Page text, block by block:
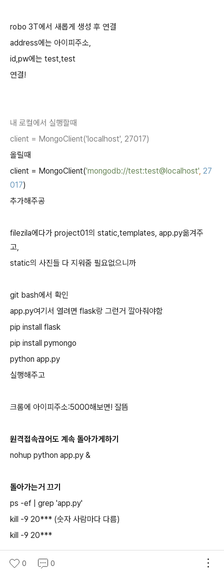
robo 3T에서 새롭게 생성 후 연결
address에는 아이피주소,
id,pw에는 test,test
연결!
내 로컬에서 실행할때
client = MongoClient('localhost', 27017)
올릴때
client = MongoClient('mongodb://test:test@localhost' 27
017)
추가해주공
filezila에다가 project01의 static,templates, app.py옮겨주
고,
static의 사진들 다 지워줌 필요없으니까
git bash에서 확인
app.py여기서 열려면 flask랑 그런거 깔아줘야함
pip install flask
pip install pymongo
python app.py
실행해주고
크롬에 아이피주소:5000해보면! 잘뜸
원격접속끊어도 계속 돌아가게하기
nohup python app.py &
돌아가는거 끄기
ps -ef | grep 'app.py'
kill -9 20*** (숫자 사람마다 다름)
kill -9 20***
0 0